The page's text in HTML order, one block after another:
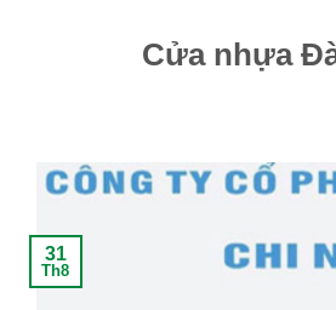
Cửa nhựa
31
Th8